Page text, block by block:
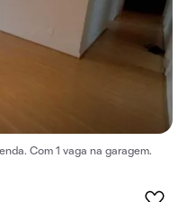
Com 1 vaga na garagem.